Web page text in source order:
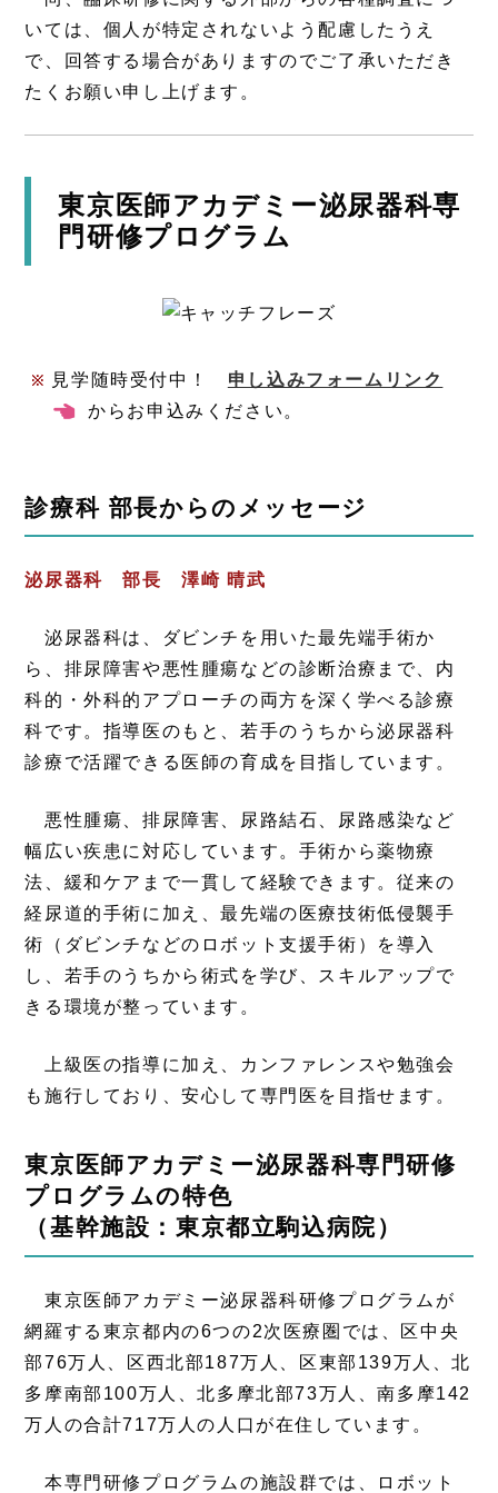
いては、個人が特定されないよう配慮したうえ
で、回答する場合がありますのでご了承いただき
たくお願い申し上げます。
東京医師アカデミー泌尿器科専
門研修プログラム
見学随時受付中！ 申し込みフォームリンク
からお申込みください。
診療科 部長からのメッセージ
泌尿器科 部長 澤崎 晴武
泌尿器科は、ダビンチを用いた最先端手術か
ら、排尿障害や悪性腫瘍などの診断治療まで、内
科的・外科的アプローチの両方を深く学べる診療
科です。指導医のもと、若手のうちから泌尿器科
診療で活躍できる医師の育成を目指しています。
悪性腫瘍、排尿障害、尿路結石、尿路感染など
幅広い疾患に対応しています。手術から薬物療
法、緩和ケアまで一貫して経験できます。従来の
経尿道的手術に加え、最先端の医療技術低侵襲手
術（ダビンチなどのロボット支援手術）を導入
し、若手のうちから術式を学び、スキルアップで
きる環境が整っています。
上級医の指導に加え、カンファレンスや勉強会
も施行しており、安心して専門医を目指せます。
東京医師アカデミー泌尿器科専門研修
プログラムの特色
（基幹施設：東京都立駒込病院）
東京医師アカデミー泌尿器科研修プログラムが
網羅する東京都内の6つの2次医療圏では、区中央
部76万人、区西北部187万人、区東部139万人、北
多摩南部100万人、北多摩北部73万人、南多摩142
万人の合計717万人の人口が在住しています。
本専門研修プログラムの施設群では、ロボット